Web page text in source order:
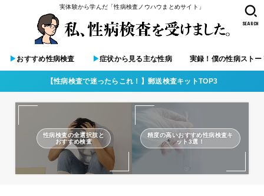
実体験から学んだ「性病検査ノウハウまとめサイト」
▶︎おすすめ性病検査 ▶︎症状から見る主な性病 実録！僕の性病ストー
SEARCH
【性病検査で迷ったらこれ！】郵送検査キットTOP3
性病検査の全選択肢と
おすすめ検査
精度の高いおすすめ性病検査キ
ット3選！